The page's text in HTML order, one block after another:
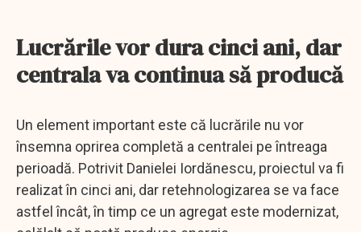
Lucrările vor dura cinci ani, dar
centrala va continua să producă
Un element important este că lucrările nu vor
însemna oprirea completă a centralei pe întreaga
perioadă. Potrivit Danielei Iordănescu, proiectul va fi
realizat în cinci ani, dar retehnologizarea se va face
astfel încât, în timp ce un agregat este modernizat,